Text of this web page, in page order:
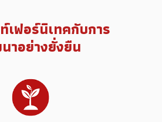
เฟอร์นิเทคกับการ
าอย่างยั่งยืน